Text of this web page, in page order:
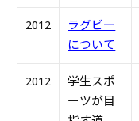
2012
ラグビー
について
2012
学生スポ
ーツが目